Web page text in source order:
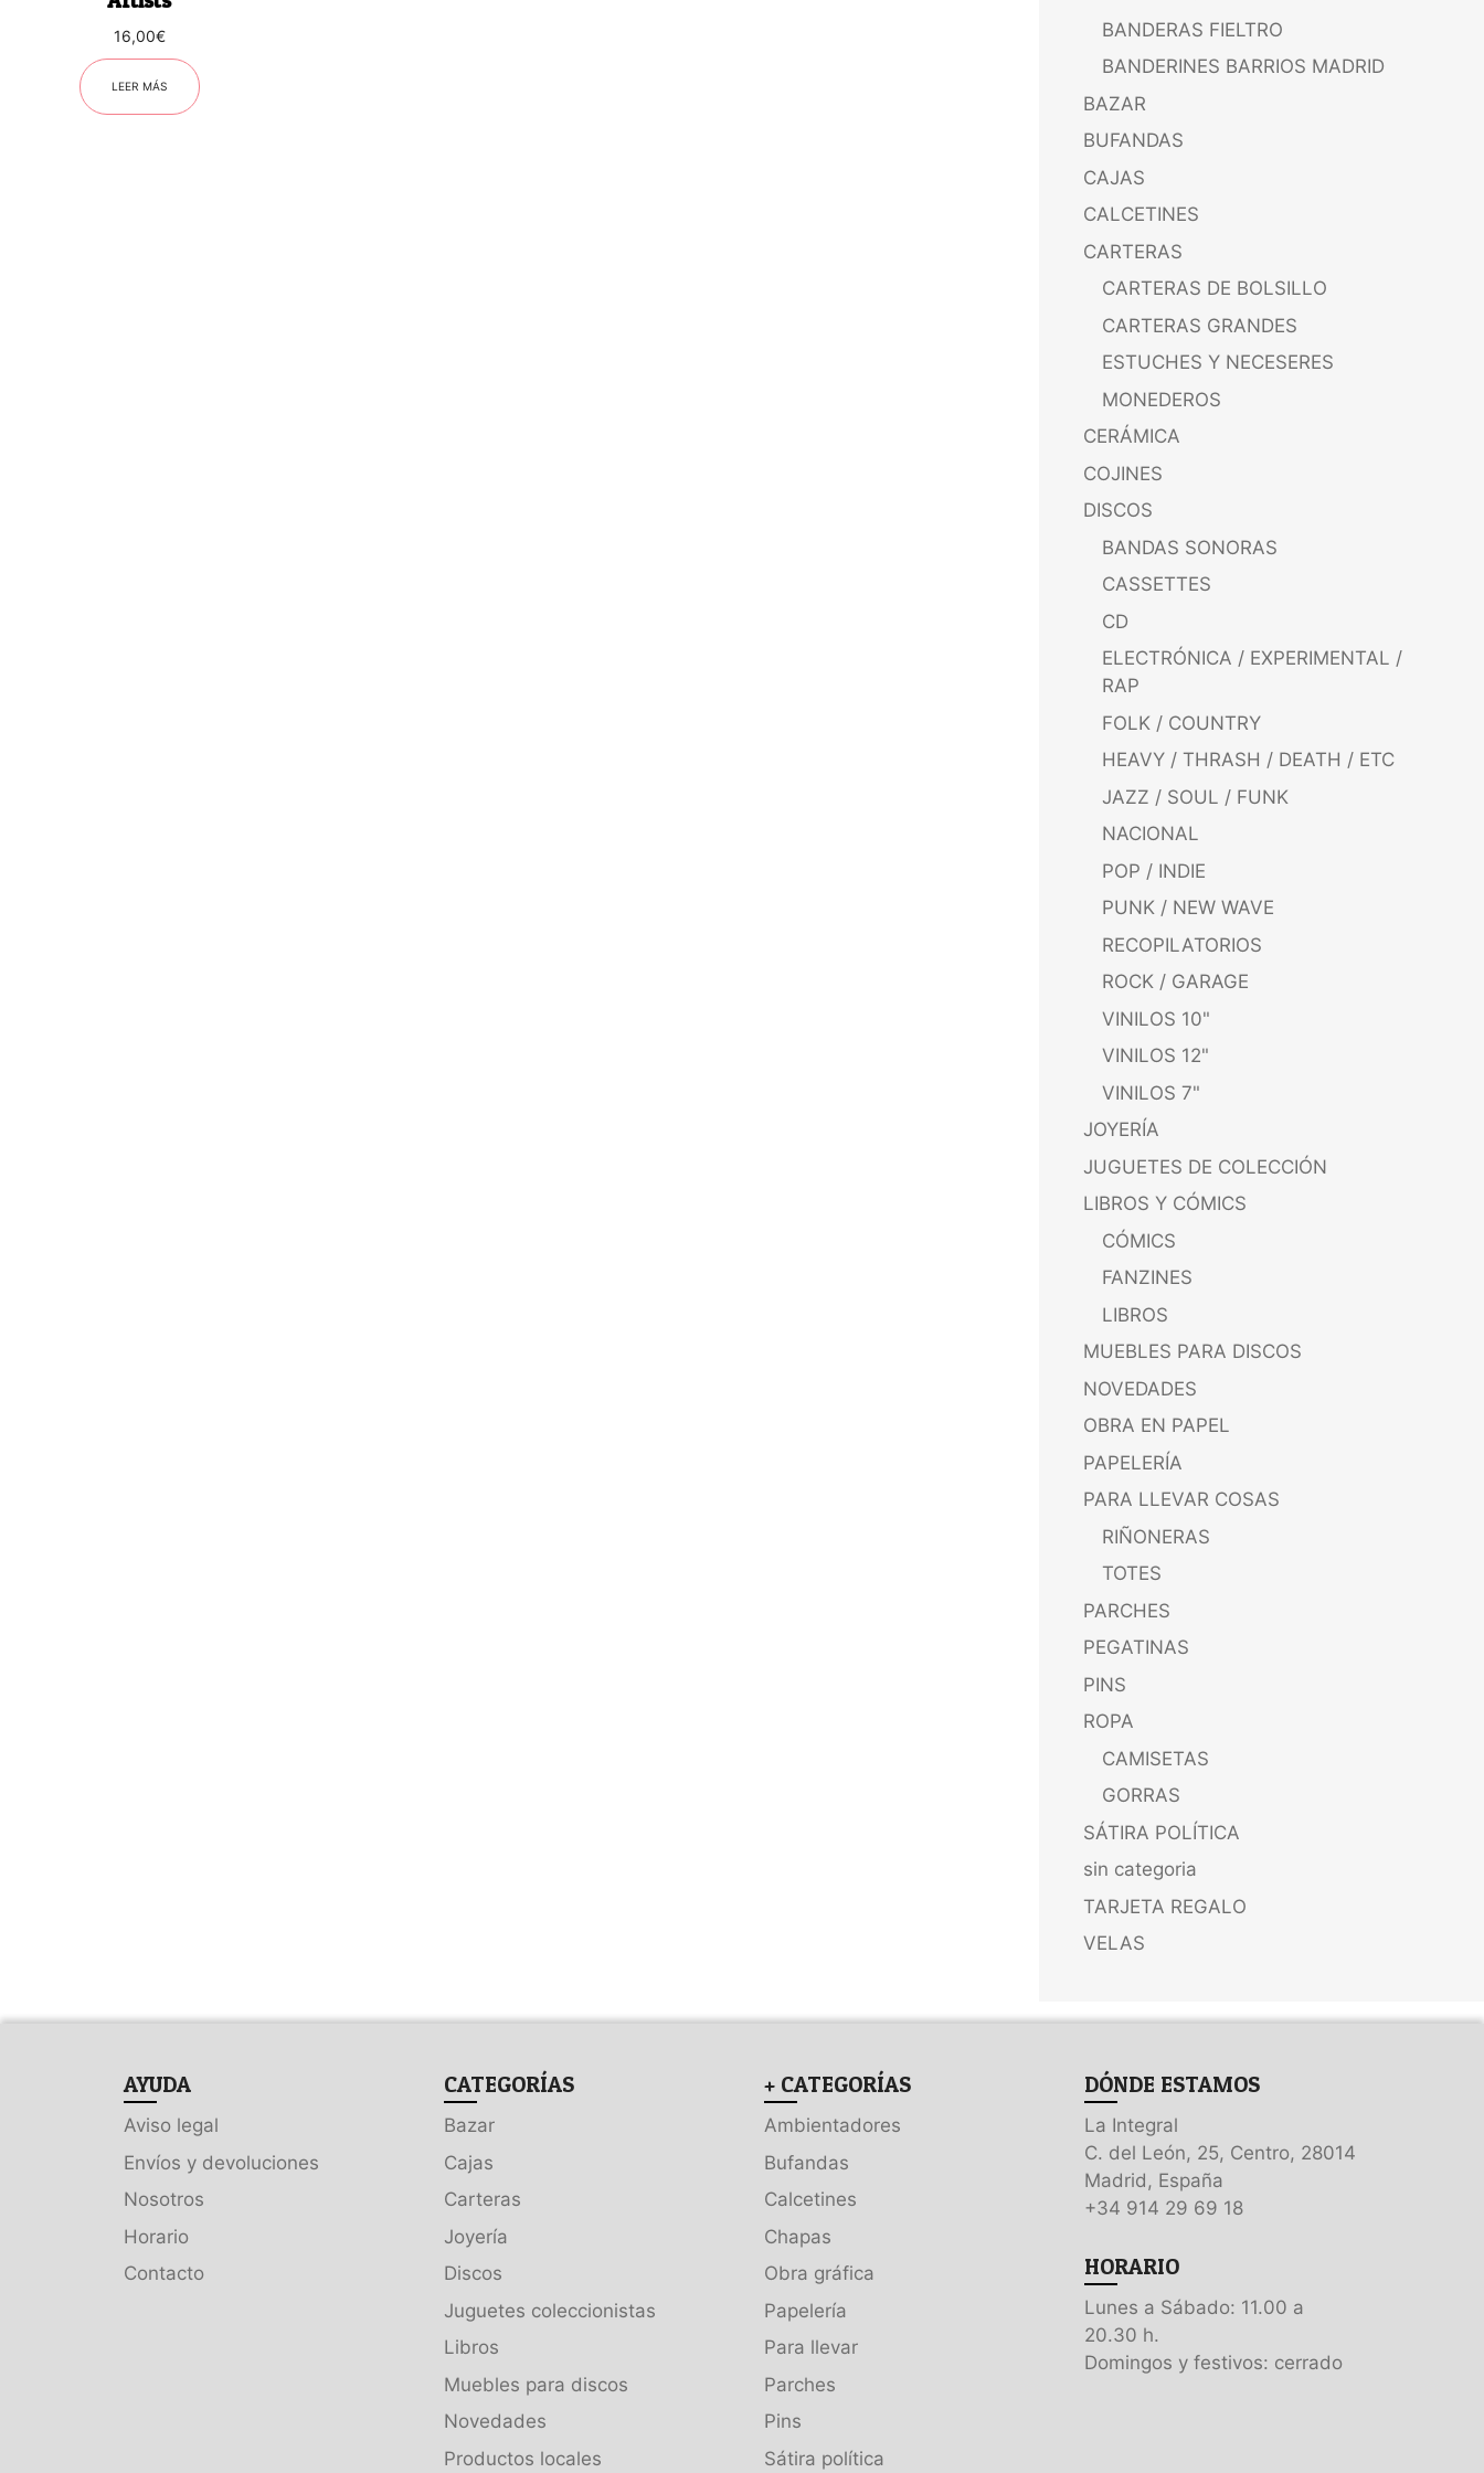
16,00€
LEER MÁS
BANDERAS FIELTRO
BANDERINES BARRIOS MADRID
BAZAR
BUFANDAS
CAJAS
CALCETINES
CARTERAS
CARTERAS DE BOLSILLO
CARTERAS GRANDES
ESTUCHES Y NECESERES
MONEDEROS
CERÁMICA
COJINES
DISCOS
BANDAS SONORAS
CASSETTES
CD
ELECTRÓNICA / EXPERIMENTAL /
RAP
FOLK / COUNTRY
HEAVY / THRASH / DEATH / ETC
JAZZ / SOUL / FUNK
NACIONAL
POP / INDIE
PUNK / NEW WAVE
RECOPILATORIOS
ROCK / GARAGE
VINILOS 10"
VINILOS 12"
VINILOS 7"
JOYERÍA
JUGUETES DE COLECCIÓN
LIBROS Y CÓMICS
CÓMICS
FANZINES
LIBROS
MUEBLES PARA DISCOS
NOVEDADES
OBRA EN PAPEL
PAPELERÍA
PARA LLEVAR COSAS
RIÑONERAS
TOTES
PARCHES
PEGATINAS
PINS
ROPA
CAMISETAS
GORRAS
SÁTIRA POLÍTICA
sin categoria
TARJETA REGALO
VELAS
AYUDA
Aviso legal
Envíos y devoluciones
Nosotros
Horario
Contacto
CATEGORÍAS
Bazar
Cajas
Carteras
Joyería
Discos
Juguetes coleccionistas
Libros
Muebles para discos
Novedades
Productos locales
+ CATEGORÍAS
Ambientadores
Bufandas
Calcetines
Chapas
Obra gráfica
Papelería
Para llevar
Parches
Pins
Sátira política
DÓNDE ESTAMOS
La Integral
C. del León, 25, Centro, 28014
Madrid, España
+34 914 29 69 18
HORARIO
Lunes a Sábado: 11.00 a
20.30 h.
Domingos y festivos: cerrado